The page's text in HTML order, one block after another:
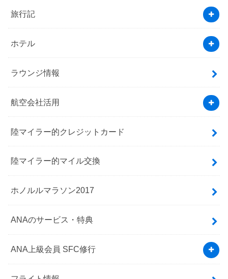
旅行記
ホテル
ラウンジ情報
航空会社活用
陸マイラー的クレジットカード
陸マイラー的マイル交換
ホノルルマラソン2017
ANAのサービス・特典
ANA上級会員 SFC修行